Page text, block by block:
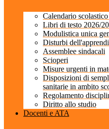
Calendario
Libri di testo 2026/
Modulistica unica
Disturbi
Assemblee sindacali
Scioperi
Misure urgenti in
Disposizioni di
sanitarie in ambito
Regolamento
Diritto allo studio
Docenti e ATA